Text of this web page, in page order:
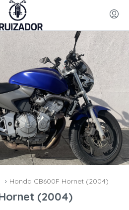
Honda CB600F Hornet (2004)
(2004)